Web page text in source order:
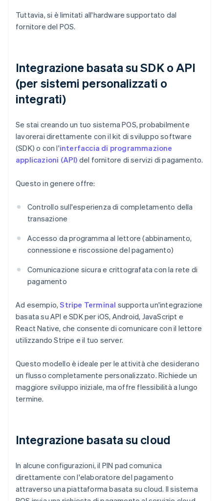
Tuttavia, si è limitati all'hardware supportato dal
fornitore del POS.
Integrazione basata su SDK o API
(per sistemi personalizzati o
integrati)
Se stai creando un tuo sistema POS, probabilmente
lavorerai direttamente con il kit di sviluppo software
(SDK) o con l'interfaccia di programmazione
applicazioni (API) del fornitore di servizi di pagamento.
Questo in genere offre:
Controllo sull'esperienza di completamento della
transazione
Accesso da programma al lettore (abbinamento,
connessione e riscossione del pagamento)
Comunicazione sicura e crittografata con la rete di
pagamento
Ad esempio,Stripe Terminal supporta un'integrazione
basata su API e SDK per iOS, Android, JavaScript e
React Native, che consente di comunicare con il lettore
utilizzando Stripe e il tuo server.
Questo modello è ideale per le attività che desiderano
un flusso completamente personalizzato. Richiede un
maggiore sviluppo iniziale, ma offre flessibilità a lungo
termine.
Integrazione basata su cloud
In alcune configurazioni, il PIN pad comunica
direttamente con l'elaboratore del pagamento
attraverso una piattaforma basata su cloud. Il sistema